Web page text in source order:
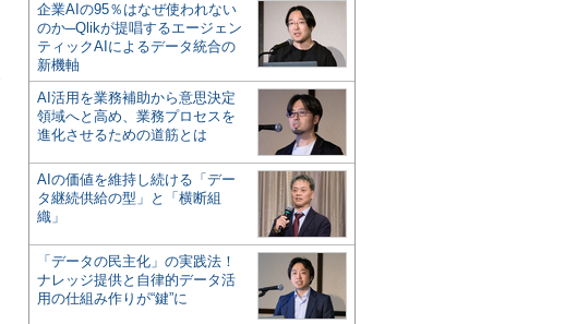
企業AIの95％はなぜ使われない
のか─Qlikが提唱するエージェン
ティックAIによるデータ統合の
新機軸
AI活用を業務補助から意思決定
領域へと高め、業務プロセスを
進化させるための道筋とは
AIの価値を維持し続ける「デー
タ継続供給の型」と「横断組
織」
「データの民主化」の実践法！
ナレッジ提供と自律的データ活
用の仕組み作りが“鍵”に